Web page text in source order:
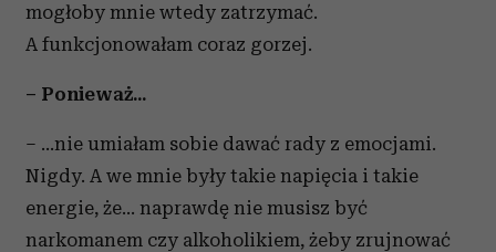
mogłoby mnie wtedy zatrzymać.
A funkcjonowałam coraz gorzej.
– Ponieważ...
– ...nie umiałam sobie dawać rady z emocjami.
Nigdy. A we mnie były takie napięcia i takie
energie, że... naprawdę nie musisz być
narkomanem czy alkoholikiem, żeby zrujnować